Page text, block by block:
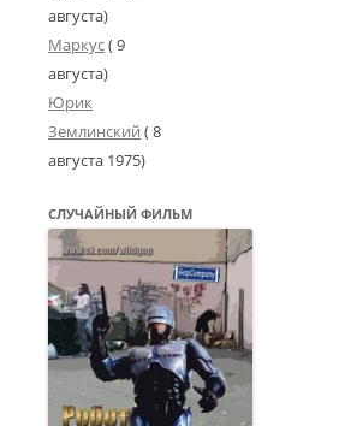
августа)
Маркус( 9
августа)
Юрик
Землинский (8
августа 1975)
СЛУЧАЙНЫЙ ФИЛЬМ